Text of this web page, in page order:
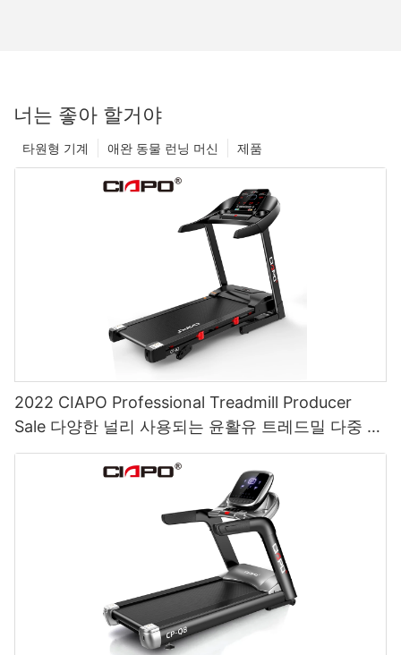
너는 좋아 할거야
제품
애완 동물 런닝 머신
타원형 기계
2022 CIAPO Professional Treadmill Producer
Sale 다양한 널리 사용되는 윤활유 트레드밀 다중 러
닝 머신 A2